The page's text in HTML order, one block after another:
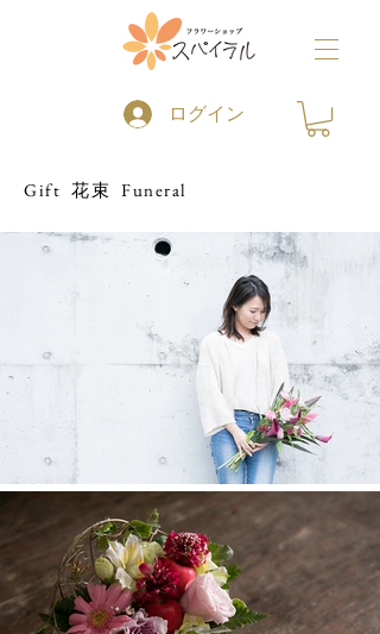
ログイン
Gift 花束 Funeral